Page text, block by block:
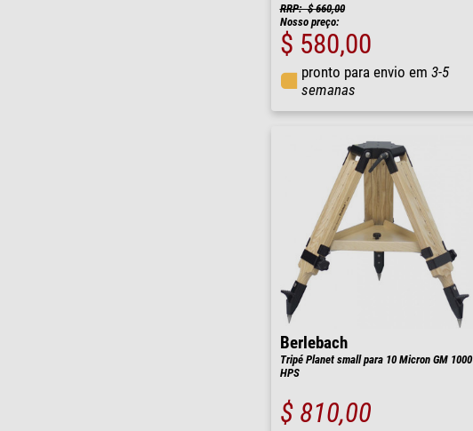
RRP: $ 660,00
Nosso preço:
$ 580,00
pronto para envio em 3-5
semanas
Berlebach
Tripé Planet small para 10 Micron GM 1000
HPS
$ 810,00